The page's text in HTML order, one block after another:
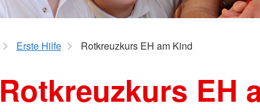
Erste Hilfe Rotkreuzkurs EH am Kind
Rotkreuzkurs EH